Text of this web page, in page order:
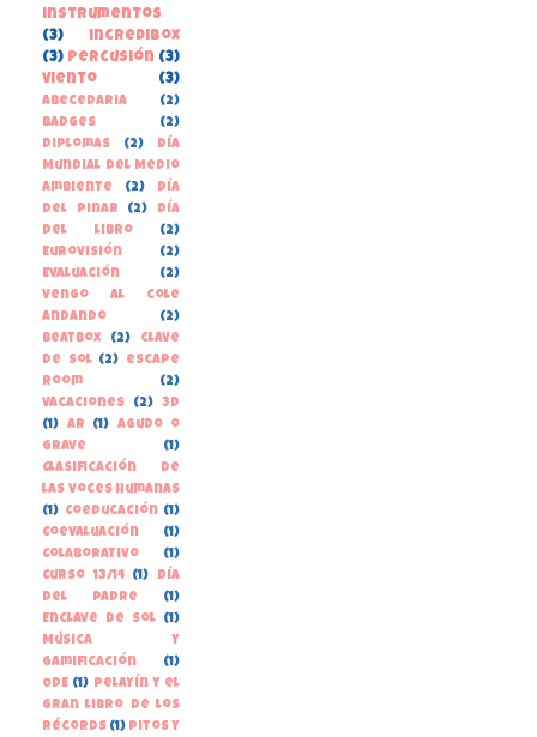
instrumentos
(3)
incredibox
(3) percusión (3)
viento
(3)
Abecedaria
(2)
Badges
(2)
Diplomas
(2)
Día
Mundial del Medio
Ambiente
(2)
Día
del Pinar
(2)
Día
del libro
(2)
Eurovisión
(2)
Evaluación
(2)
Vengo al cole
andando
(2)
beatbox
(2)
clave
de sol (2)
escape
room
(2)
vacaciones
(2)
3D
(1)
AR (1)
Agudo o
grave
(1)
Clasificación de
las voces humanas
(1) Coeducación (1)
Coevaluación
(1)
Colaborativo
(1)
Curso 13/14
(1)
Día
del Padre
(1)
Enclave de Sol
(1)
Música y
gamificación
(1)
ODE (1)
Pelayín y el
gran libro de los
récords (1) Pitos y